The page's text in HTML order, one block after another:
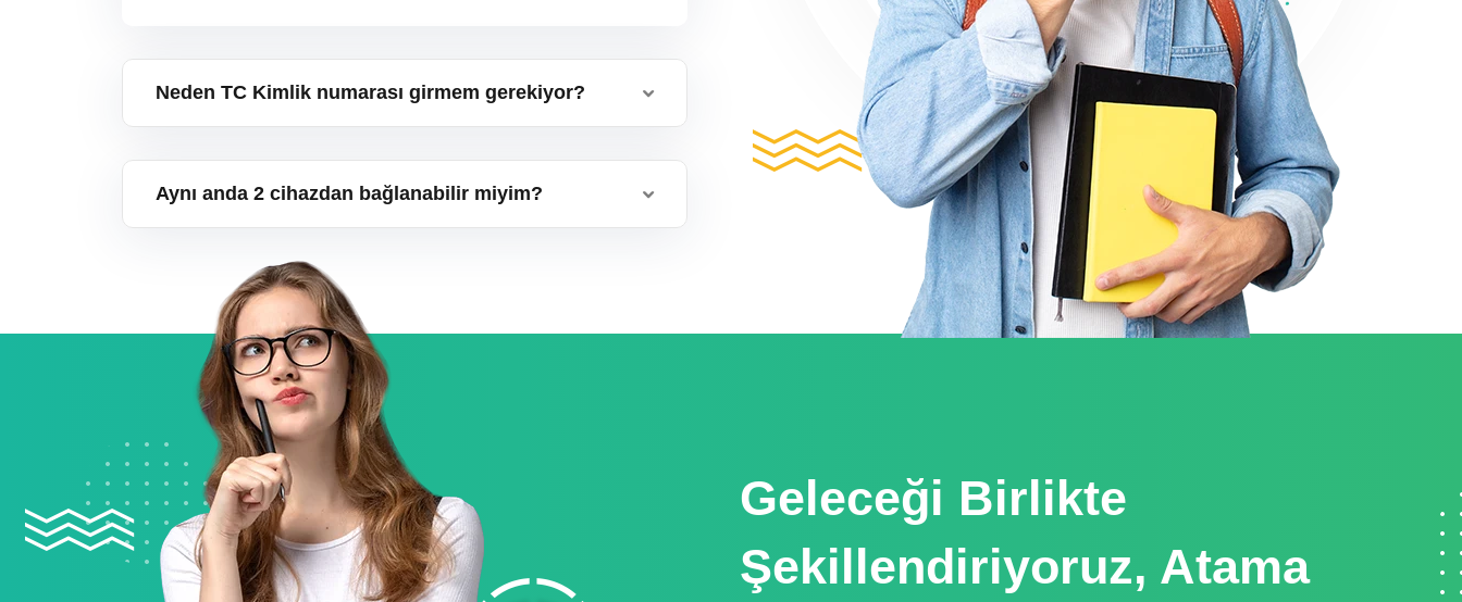
Neden TC Kimlik numarası girmem gerekiyor?
Aynı anda 2 cihazdan bağlanabilir miyim?
Geleceği Birlikte
Şekillendiriyoruz, Atama